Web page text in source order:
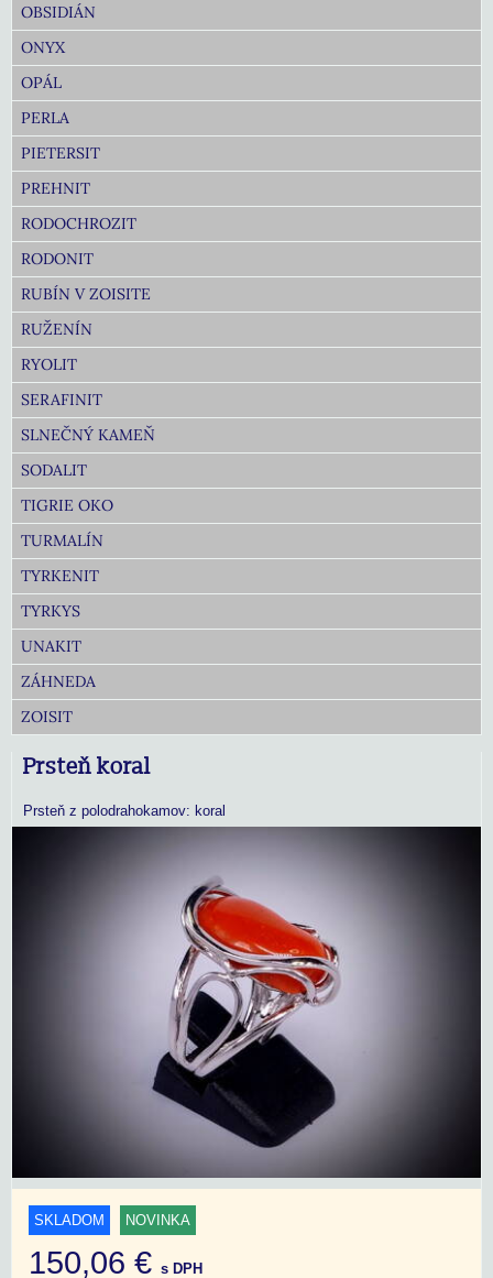
OBSIDIÁN
ONYX
OPÁL
PERLA
PIETERSIT
PREHNIT
RODOCHROZIT
RODONIT
RUBÍN V ZOISITE
RUŽENÍN
RYOLIT
SERAFINIT
SLNEČNÝ KAMEŇ
SODALIT
TIGRIE OKO
TURMALÍN
TYRKENIT
TYRKYS
UNAKIT
ZÁHNEDA
ZOISIT
Prsteň koral
Prsteň z polodrahokamov: koral
SKLADOM NOVINKA
150,06 € s DPH